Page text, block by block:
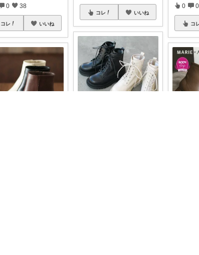
0 38
コレ いいね
コレ いいね
0 0
コ